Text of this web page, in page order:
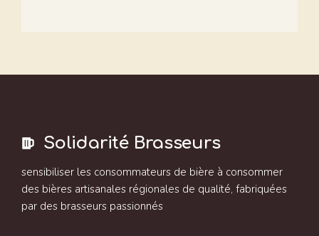
Solidarité Brasseurs
sensibiliser les consommateurs de bière à consommer
des bières artisanales régionales de qualité, fabriquées
par des brasseurs passionnés